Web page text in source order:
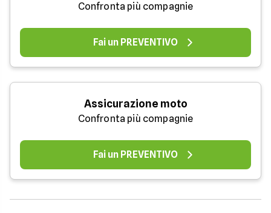
Confronta più compagnie
Fai un PREVENTIVO
Assicurazione moto
Confronta più compagnie
Fai un PREVENTIVO